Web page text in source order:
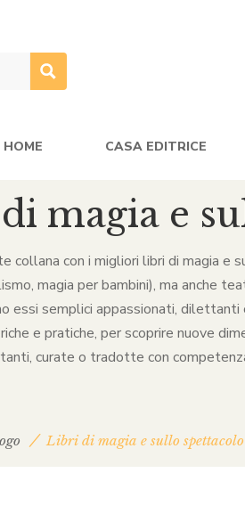
HOME CASA EDITRICE
magia e
collana con i migliori libri di magia e
magia per bambini), ma anche
essi semplici appassionati,
e pratiche, per scoprire nuove
curate o tradotte con
Libri di magia e sullo spettacolo